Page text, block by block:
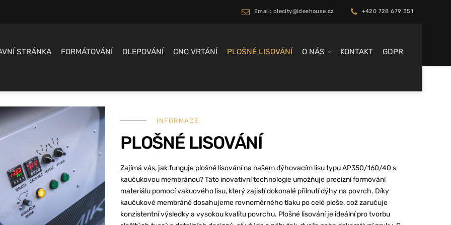
Email: plecity@ideehouse.cz +420 728 679 351
STRÁNKA FORMÁTOVÁNÍ OLEPOVÁNÍ CNC VRTÁNÍ PLOŠNÉ LISOVÁNÍ O NÁS KONTAKT GDPR
INFORMACE
PLOŠNÉ LISOVÁNÍ
Zajímá vás, jak funguje plošné lisování na našem dýhovacím lisu typu AP350/160/40 s
kaučukovou membránou? Tato inovativní technologie umožňuje precizní formování
materiálu pomocí vakuového lisu, který zajistí dokonalé přilnutí dýhy na povrch. Díky
kaučukové membráně dosahujeme rovnoměrného tlaku po celé ploše, což zaručuje
konzistentní výsledky a vysokou kvalitu povrchu. Plošné lisování je ideální pro tvorbu